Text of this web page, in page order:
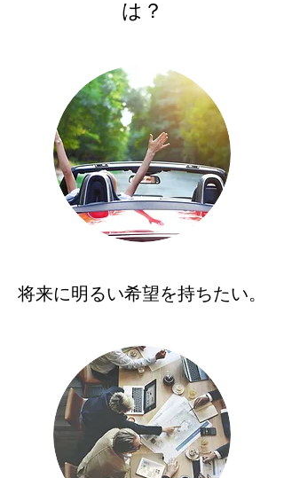
は？
将来に明るい希望を持ちたい。